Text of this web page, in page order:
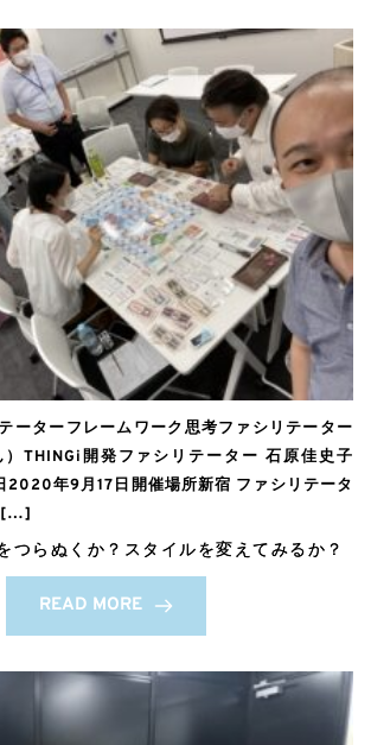
ーターフレームワーク思考ファシリテーター
THINGi開発ファシリテーター 石原佳史子
2020年9月17日開催場所新宿 ファシリテータ
[…]
つらぬくか？スタイルを変えてみるか？
READ MORE